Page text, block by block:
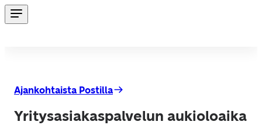
Ajankohtaista Postilla
Yritysasiakaspalvelun aukioloaika